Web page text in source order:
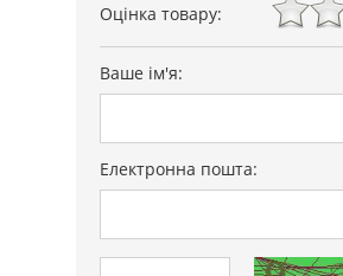
Оцінка товару:
Ваше ім'я:
Електронна пошта: